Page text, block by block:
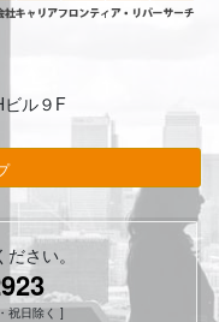
ル９F
さい。
祝日除く ]